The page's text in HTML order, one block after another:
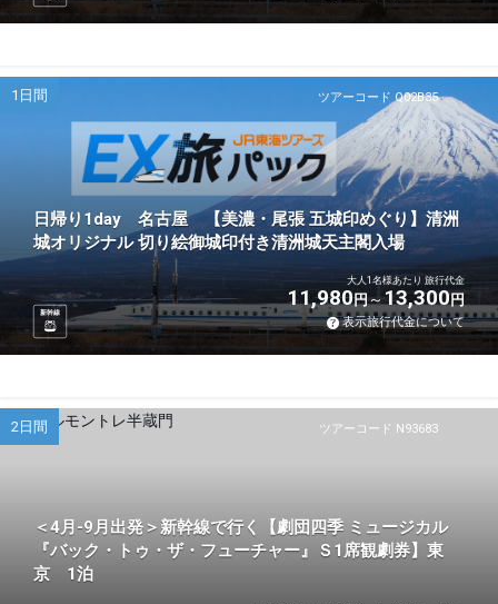
ツアーコード Q02B35
1日間
日帰り1day 名古屋 【美濃・尾張 五城印めぐり】清洲
城オリジナル 切り絵御城印付き清洲城天主閣入場
新幹線
大人1名様あたり 旅行代金
11,980円 13,300円
表示旅行代金について
ツアーコード N93683
2日間
＜4月-9月出発＞新幹線で行く【劇団四季 ミュージカル
『バック・トゥ・ザ・フューチャー』Ｓ1席観劇券】東
京 1泊